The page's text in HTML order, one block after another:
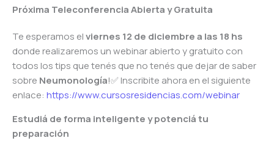
Próxima Teleconferencia Abierta y Gratuita
Te esperamos elviernes 12 de diciembre a las 18 hs
donde realizaremos un webinar abierto y gratuito con
todos los tips que tenés que no tenés que dejar de saber
sobre Neumonología!✅ Inscribite ahora en el siguiente
enlace: https://www.cursosresidencias.com/webinar
Estudiá de forma inteligente y potenciá tu
preparación